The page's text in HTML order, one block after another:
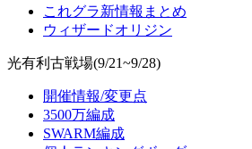
これグラ新情報まとめ
ウィザードオリジン
光有利古戦場(9/21~9/28)
開催情報/変更点
3500万編成
SWARM編成